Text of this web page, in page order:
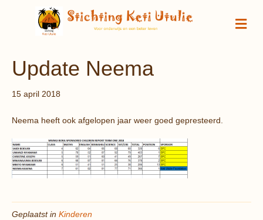
Update Neema
15 april 2018
Neema heeft ook afgelopen jaar weer goed gepresteerd.
Geplaatst in Kinderen